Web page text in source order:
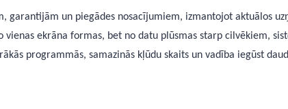
garantijām un piegādes nosacījumiem, izmantojot aktuālos
ekrāna formas, bet no datu plūsmas starp cilvēkiem,
programmās, samazinās kļūdu skaits un vadība iegūst